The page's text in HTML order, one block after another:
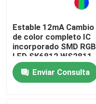
Inicio
Productos
Estable 12mA Cambio
de color completo IC
incorporado SMD RGB
LED SK6812 WS2811
para iluminación
interior y exterior
Enviar Consulta